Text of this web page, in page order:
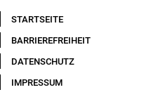
STARTSEITE
BARRIEREFREIHEIT
DATENSCHUTZ
IMPRESSUM